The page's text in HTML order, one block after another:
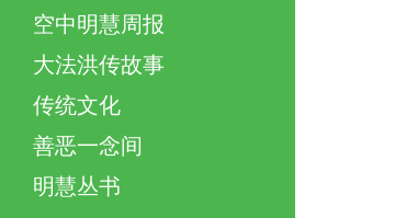
空中明慧周报
大法洪传故事
传统文化
善恶一念间
明慧丛书